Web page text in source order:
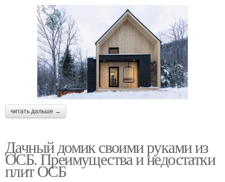
читать дальше →
Дачный домик своими руками из
ОСБ. Преимущества и недостатки
плит ОСБ